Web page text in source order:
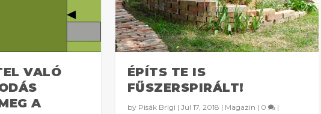
VALÓ
A
ÉPÍTS TE IS
FŰSZERSPIRÁLT!
by Pisák Brigi | Jul 17, 2018 | Magazin | 0 |